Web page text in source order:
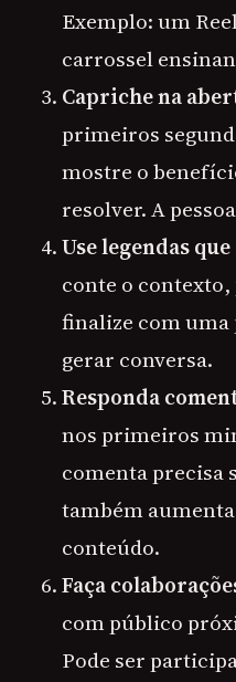
Exemplo: um
carrossel
Capriche na
primeiros
mostre o
resolver. A
Use legendas
conte o
finalize com
gerar conversa.
Responda
nos primeiros
comenta precisa
também
conteúdo.
Faça
com público
Pode ser